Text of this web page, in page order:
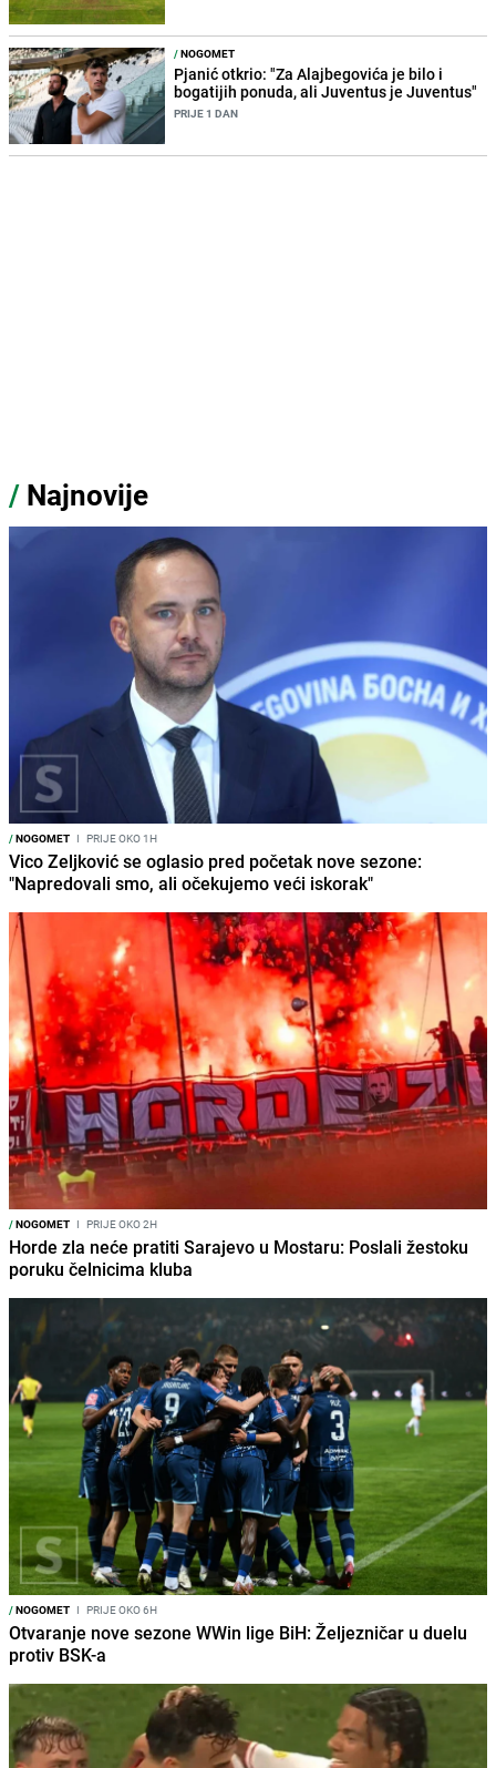
/NOGOMET
Pjanić otkrio: "Za Alajbegovića je bilo i
bogatijih ponuda, ali Juventus je Juventus"
PRIJE 1 DAN
/ Najnovije
/NOGOMET I PRIJE OKO 1H
Vico Zeljković se oglasio pred početak nove sezone:
"Napredovali smo, ali očekujemo veći iskorak"
/NOGOMET I PRIJE OKO 2H
Horde zla neće pratiti Sarajevo u Mostaru: Poslali žestoku
poruku čelnicima kluba
/NOGOMET I PRIJE OKO 6H
Otvaranje nove sezone WWin lige BiH: Željezničar u duelu
protiv BSK-a